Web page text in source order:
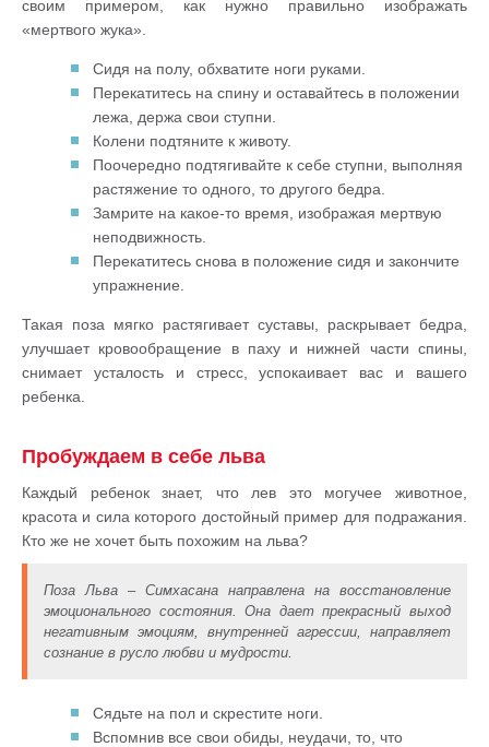
своим примером, как нужно правильно изображать
«мертвого жука».
Сидя на полу, обхватите ноги руками.
Перекатитесь на спину и оставайтесь в положении
лежа, держа свои ступни.
Колени подтяните к животу.
Поочередно подтягивайте к себе ступни, выполняя
растяжение то одного, то другого бедра.
Замрите на какое-то время, изображая мертвую
неподвижность.
Перекатитесь снова в положение сидя и закончите
упражнение.
Такая поза мягко растягивает суставы, раскрывает бедра,
улучшает кровообращение в паху и нижней части спины,
снимает усталость и стресс, успокаивает вас и вашего
ребенка.
Пробуждаем в себе льва
Каждый ребенок знает, что лев это могучее животное,
красота и сила которого достойный пример для подражания.
Кто же не хочет быть похожим на льва?
Поза Льва – Симхасана направлена на восстановление
эмоционального состояния. Она дает прекрасный выход
негативным эмоциям, внутренней агрессии, направляет
сознание в русло любви и мудрости.
Сядьте на пол и скрестите ноги.
Вспомнив все свои обиды, неудачи, то, что